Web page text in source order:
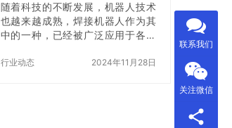
随着科技的不断发展，机器人技术
也越来越成熟，焊接机器人作为其
中的一种，已经被广泛应用于各行
的一款优秀产品，备受关注。那
行业动态 2024年11月28日
联系我们
关注微信